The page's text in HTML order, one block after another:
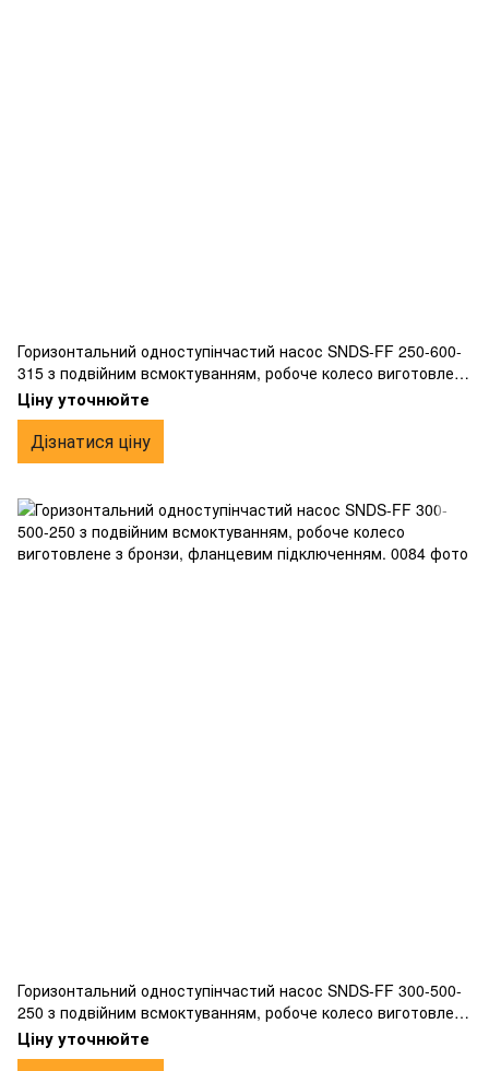
Горизонтальний одноступінчастий насос SNDS-FF 250-600-
315 з подвійним всмоктуванням, робоче колесо виготовлене
з бронзи, фланцевим підключенням.
Ціну уточнюйте
Дізнатися ціну
Горизонтальний одноступінчастий насос SNDS-FF 300-500-
250 з подвійним всмоктуванням, робоче колесо виготовлене
з бронзи, фланцевим підключенням.
Ціну уточнюйте